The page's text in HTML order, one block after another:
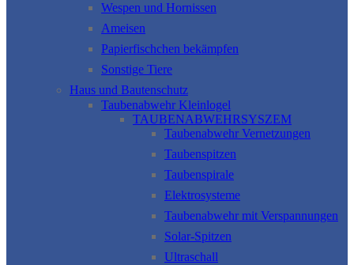
Wespen und Hornissen
Ameisen
Papierfischchen bekämpfen
Sonstige Tiere
Haus und Bautenschutz
Taubenabwehr Kleinlogel
TAUBENABWEHRSYSZEM
Taubenabwehr Vernetzungen
Taubenspitzen
Taubenspirale
Elektrosysteme
Taubenabwehr mit Verspannungen
Solar-Spitzen
Ultraschall